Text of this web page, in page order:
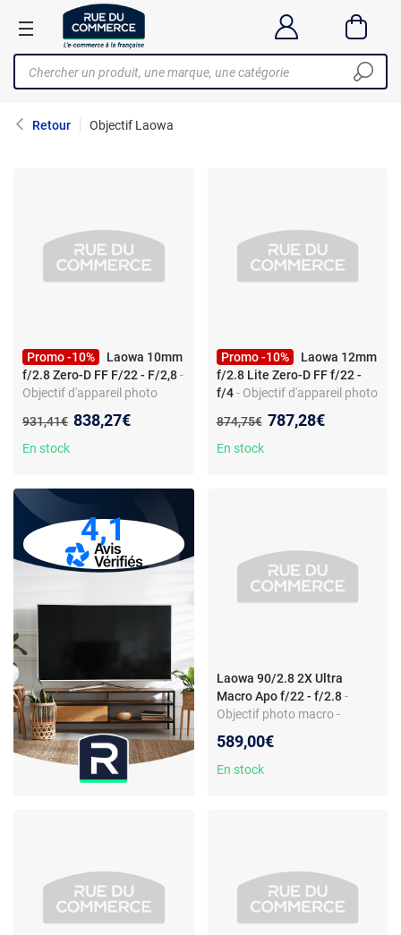
Retour Objectif Laowa
Promo -10%
Laowa 10mm
f/2.8 Zero-D FF F/22 - F/2,8-
Objectif d'appareil photo
Sony FE - Plein format - f/2,8
Ancien prix :
931,41€ Nouveau prix :
838,27€
En stock
Promo -10%
Laowa 12mm
f/2.8 Lite Zero-D FF f/22 -
f/4 - Objectif d'appareil photo
Sony FE - angle 122°
Ancien prix :
874,75€ Nouveau prix :
787,28€
En stock
4,1
Laowa 90/2.8 2X Ultra
Macro Apo f/22 - f/2.8 -
Objectif photo macro -
- 90 mm - rapport 2x - 13
lentilles
589,00€
En stock